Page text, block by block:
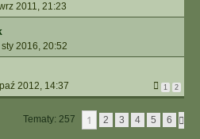
2011, 21:23
2016, 20:52
2012, 14:37 1 2
Tematy: 257 1 2 3 4 5 6